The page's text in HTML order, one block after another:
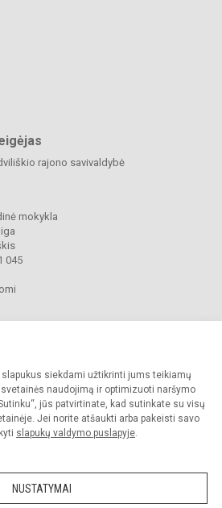
siekdami užtikrinti jums teikiamų
naudojimą ir optimizuoti naršymo
jūs patvirtinate, kad sutinkate su visų
Jei norite atšaukti arba pakeisti savo
slapukų valdymo puslapyje.
NUSTATYMAI
rajono savivaldybė
mokykla
045
pagrindinė mokykla. Visos teisės saugomos.
administracijos sutikimo griežtai draudžiama.
paraiška Slapukų valdymas